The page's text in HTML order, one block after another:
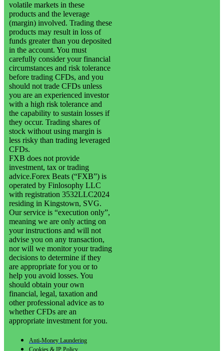
volatile markets in these
products and the leverage
(margin) involved. Trading these
products may result in loss of
funds greater than you deposited
in the account. You must
carefully consider your financial
circumstances and risk tolerance
before trading CFDs, and you
should not trade CFDs unless
you are an experienced investor
with a high risk tolerance and
the capability to sustain losses if
they occur. Trading shares of
stock without using margin is
less risky than trading leveraged
CFDs.
FXB does not provide
investment, tax or trading
advice.Forex Beats (“FXB”) is
operated by Finlosophy LLC
with registration 3532LLC2024
residing in Kingstown, SVG.
Our service is “execution only”,
meaning we are only acting on
your instructions and will not
advise you on any transaction,
nor will we monitor your trading
decisions to determine if they
are appropriate for you or to
help you avoid losses. You
should obtain your own
financial, legal, taxation and
other professional advice as to
whether CFDs are an
appropriate investment for you.
Anti-Money Laundering